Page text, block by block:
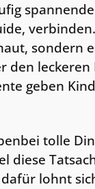
sondern
leckeren
geben
tolle
diese
lohnt